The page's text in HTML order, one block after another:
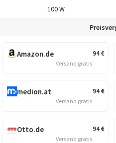
100 W
94€
Amazon.de
Versand gratis
94€
medion.at
Versand gratis
94€
Otto.de
Versand gratis